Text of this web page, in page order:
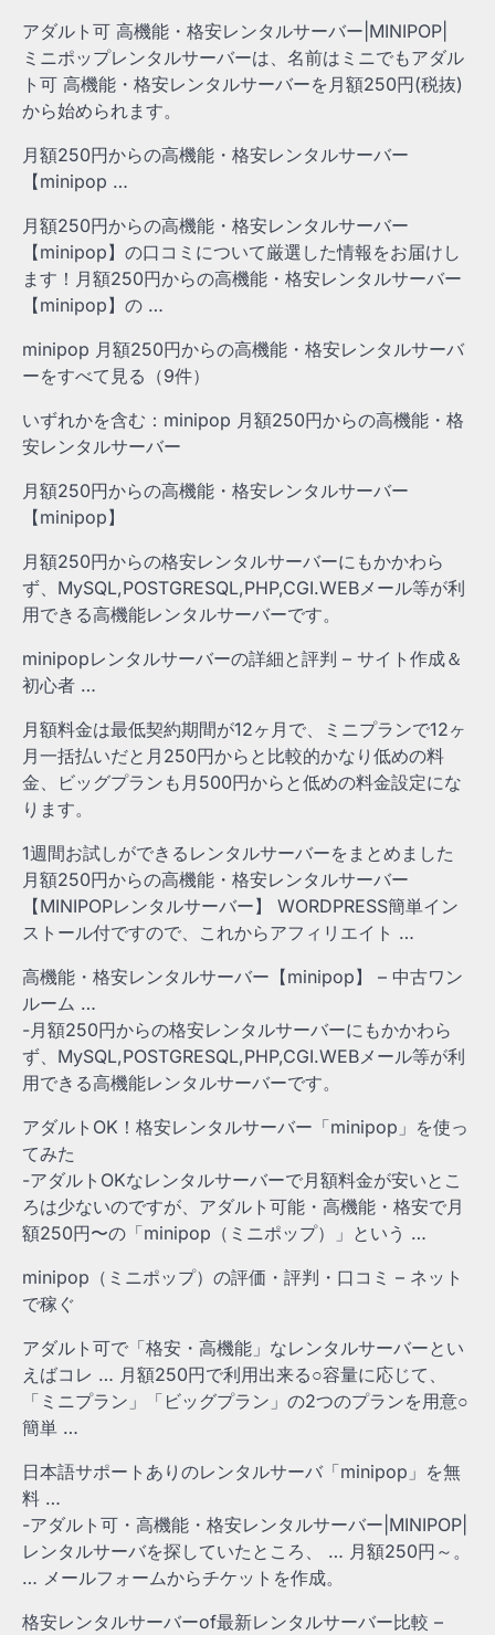
アダルト可 高機能・格安レンタルサーバー|MINIPOP|
ミニポップレンタルサーバーは、名前はミニでもアダル
ト可 高機能・格安レンタルサーバーを月額250円(税抜)
から始められます。
月額250円からの高機能・格安レンタルサーバー
【minipop …
月額250円からの高機能・格安レンタルサーバー
【minipop】の口コミについて厳選した情報をお届けし
ます！月額250円からの高機能・格安レンタルサーバー
【minipop】の …
minipop 月額250円からの高機能・格安レンタルサーバ
ーをすべて見る（9件）
いずれかを含む：minipop 月額250円からの高機能・格
安レンタルサーバー
月額250円からの高機能・格安レンタルサーバー
【minipop】
月額250円からの格安レンタルサーバーにもかかわら
ず、MySQL,POSTGRESQL,PHP,CGI.WEBメール等が利
用できる高機能レンタルサーバーです。
minipopレンタルサーバーの詳細と評判 – サイト作成＆
初心者 …
月額料金は最低契約期間が12ヶ月で、ミニプランで12ヶ
月一括払いだと月250円からと比較的かなり低めの料
金、ビッグプランも月500円からと低めの料金設定にな
ります。
1週間お試しができるレンタルサーバーをまとめました
月額250円からの高機能・格安レンタルサーバー
【MINIPOPレンタルサーバー】 WORDPRESS簡単イン
ストール付ですので、これからアフィリエイト …
高機能・格安レンタルサーバー【minipop】 – 中古ワン
ルーム …
-月額250円からの格安レンタルサーバーにもかかわら
ず、MySQL,POSTGRESQL,PHP,CGI.WEBメール等が利
用できる高機能レンタルサーバーです。
アダルトOK！格安レンタルサーバー「minipop」を使っ
てみた
-アダルトOKなレンタルサーバーで月額料金が安いとこ
ろは少ないのですが、アダルト可能・高機能・格安で月
額250円〜の「minipop（ミニポップ）」という …
minipop（ミニポップ）の評価・評判・口コミ – ネット
で稼ぐ
アダルト可で「格安・高機能」なレンタルサーバーとい
えばコレ … 月額250円で利用出来る○容量に応じて、
「ミニプラン」「ビッグプラン」の2つのプランを用意○
簡単 …
日本語サポートありのレンタルサーバ「minipop」を無
料 …
-アダルト可・高機能・格安レンタルサーバー|MINIPOP|
レンタルサーバを探していたところ、 … 月額250円～。
… メールフォームからチケットを作成。
格安レンタルサーバーof最新レンタルサーバー比較 –